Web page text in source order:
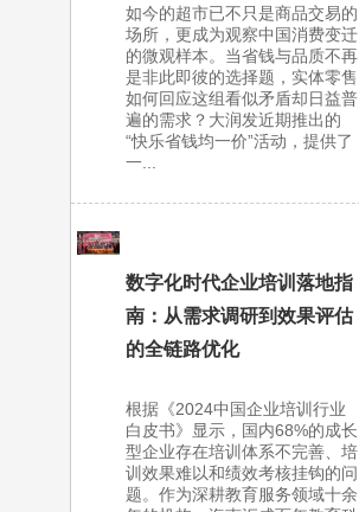
如今的超市已不只是商品交易的
场所，更成为观察中国消费变迁
的微观样本。当省钱与品质不再
是非此即彼的选择题，实体零售
如何回应这组看似矛盾却日益普
遍的需求？大润发近期推出的
“快乐省钱均一价”活动，提供了
一...
数字化时代企业培训落地指
南：从需求调研到效果评估
的全链路优化
根据《2024中国企业培训行业
白皮书》显示，国内68%的成长
型企业存在培训体系不完善、培
训效果难以和绩效考核挂钩的问
题。作为深耕教育服务领域十余